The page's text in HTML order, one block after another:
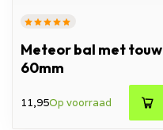
Meteor bal met touw
60mm
11,95Op voorraad